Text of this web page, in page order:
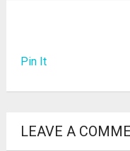
Pin It
LEAVE A